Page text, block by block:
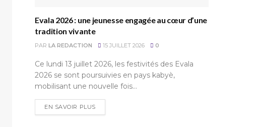
Evala 2026 : une jeunesse engagée au cœur d’une
tradition vivante
PAR LA REDACTION 15 JUILLET 2026 0
Ce lundi 13 juillet 2026, les festivités des Evala
2026 se sont poursuivies en pays kabyè,
mobilisant une nouvelle fois...
EN SAVOIR PLUS